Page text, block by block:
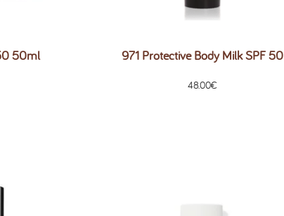
50ml 971 Protective Body Milk SPF 50
48.00€